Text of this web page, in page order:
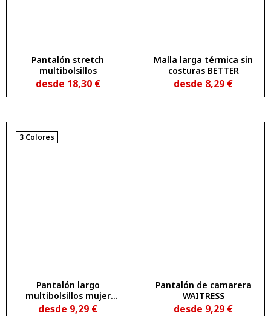
Pantalón stretch
multibolsillos
desde 18,30 €
Malla larga térmica sin
costuras BETTER
desde 8,29 €
3 Colores
Pantalón largo
multibolsillos mujer
DAILY WOMAN
desde 9,29 €
Pantalón de camarera
WAITRESS
desde 9,29 €